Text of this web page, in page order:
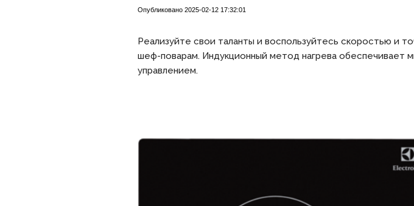
Опубликовано 2025-02-12 17:32:01
Реализуйте свои таланты и воспользуйтесь скоростью и
шеф-поварам. Индукционный метод нагрева обеспечивает
управлением.